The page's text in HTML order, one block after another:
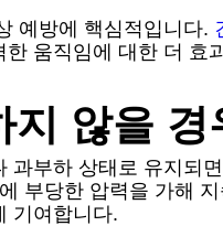
예방에 핵심적입니다.
움직임에 대한 더
지 않을 경
과부하 상태로 유지되
부당한 압력을 가해
기여합니다.